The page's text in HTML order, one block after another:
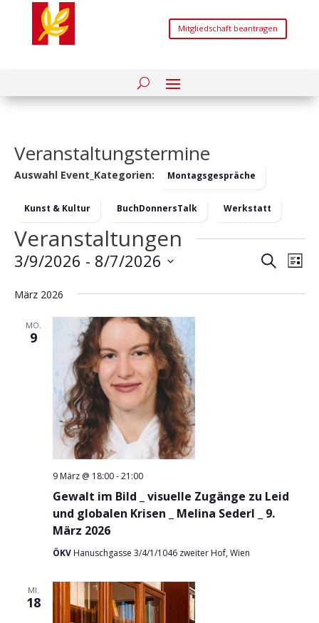
Mitgliedschaft beantragen
Veranstaltungstermine
Auswahl Event_Kategorien: Montagsgespräche
Kunst & Kultur BuchDonnersTalk Werkstatt
Veranstaltungen
und
SucheListe
3/9/2026 - 8/7/2026
wählen.
März 2026
MO.
9
Gewalt im Bild _ visuelle Zugänge zu Leid
und globalen Krisen _ Melina Sederl _ 9.
März 2026
9 März @ 18:00-21:00
ÖKV Hanuschgasse 3/4/1/1046 zweiter Hof, Wien
MI.
18